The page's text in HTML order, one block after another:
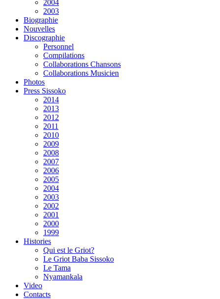
2004
2003
Biographie
Nouvelles
Discographie
Personnel
Compilations
Collaborations Chansons
Collaborations Musicien
Photos
Press Sissoko
2014
2013
2012
2011
2010
2009
2008
2007
2006
2005
2004
2003
2002
2001
2000
1999
Histories
Qui est le Griot?
Le Griot Baba Sissoko
Le Tama
Nyamankala
Video
Contacts